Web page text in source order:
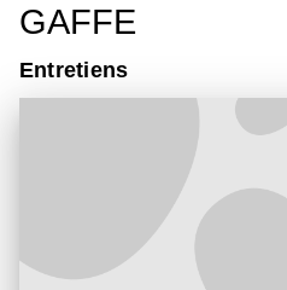
GAFFE
Entretiens